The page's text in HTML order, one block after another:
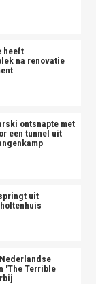
heeft
na renovatie
ontsnapte met
een tunnel uit
uit
'The Terrible